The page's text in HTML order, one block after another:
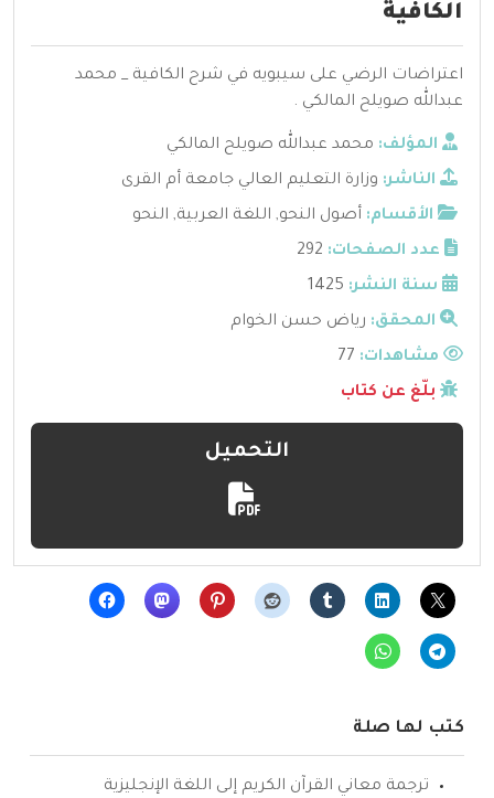
الكافية
اعتراضات الرضي على سيبويه في شرح الكافية _ محمد
عبدالله صويلح المالكي .
المؤلف: محمد عبدالله صويلح المالكي
الناشر: وزارة التعليم العالي جامعة أم القرى
الأقسام: أصول النحو, اللغة العربية, النحو
عدد الصفحات: 292
سنة النشر: 1425
المحقق: رياض حسن الخوام
مشاهدات:
بلّغ عن كتاب
التحميل
كتب لها صلة
ترجمة معاني القرآن الكريم إلى اللغة الإنجليزية